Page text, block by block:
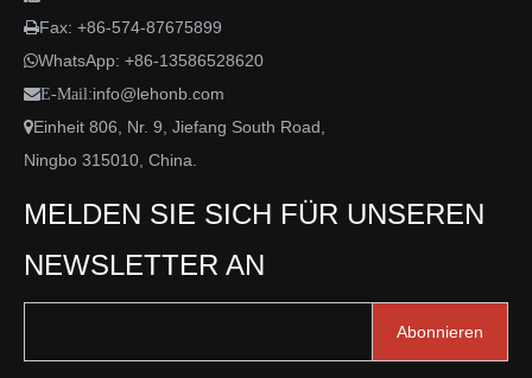
Fax: +86-574-87675899
WhatsApp: +86-13586528620
E-Mail:info@lehonb.com
Einheit 806, Nr. 9, Jiefang South Road,
Ningbo 315010, China.
MELDEN SIE SICH FÜR UNSEREN
NEWSLETTER AN
Abonnieren